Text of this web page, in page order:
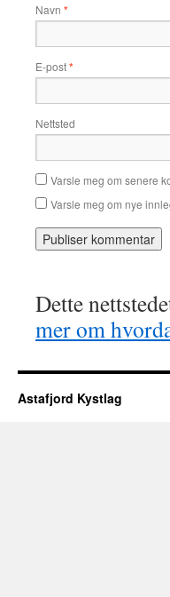
Navn *
E-post*
Nettsted
Varsle meg om senere
Varsle meg om nye
Dette
mer om
Astafjord Kystlag